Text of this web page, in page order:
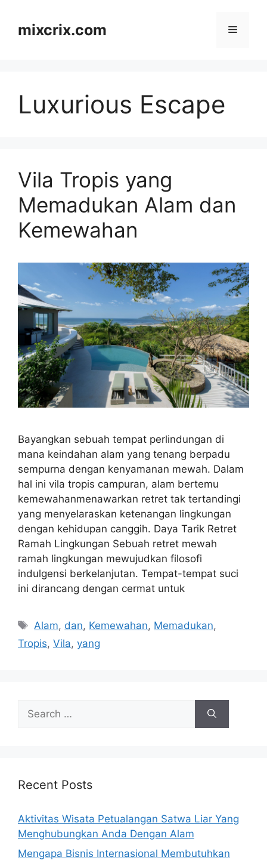
contentmixcrix.com Menu
Luxurious Escape
Vila Tropis yang
Memadukan Alam dan
Kemewahan
Bayangkan sebuah tempat perlindungan di
mana keindahan alam yang tenang berpadu
sempurna dengan kenyamanan mewah. Dalam
hal ini vila tropis campuran, alam bertemu
kemewahanmenawarkan retret tak tertandingi
yang menyelaraskan ketenangan lingkungan
dengan kehidupan canggih. Daya Tarik Retret
Ramah Lingkungan Sebuah retret mewah
ramah lingkungan mewujudkan filosofi
indulgensi berkelanjutan. Tempat-tempat suci
ini dirancang dengan cermat untuk
Tags
Alam, dan, Kemewahan, Memadukan,
Tropis, Vila, yang
for:
Recent Posts
Aktivitas Wisata Petualangan Satwa Liar Yang
Menghubungkan Anda Dengan Alam
Mengapa Bisnis Internasional Membutuhkan